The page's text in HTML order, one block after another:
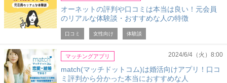
オーネットの評判や口コミは本当は良い！元会員
のリアルな体験談・おすすめな人の特徴
口コミ 女性向け 体験談
マッチングアプリ 2024/6/4（火）8:00
match(マッチドットコム)は婚活向けアプリ！口コ
ミ評判から分かった本当におすすめな人